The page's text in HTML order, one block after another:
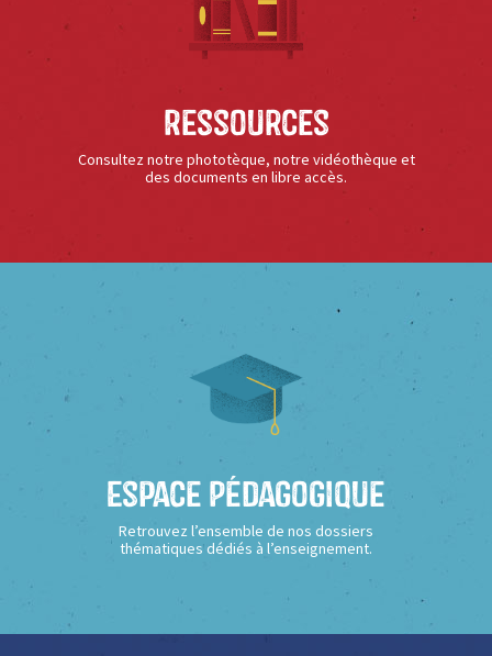
Ressources
Consultez notre phototèque, notre vidéothèque et
des documents en libre accès.
Espace Pédagogique
Retrouvez l’ensemble de nos dossiers
thématiques dédiés à l’enseignement.